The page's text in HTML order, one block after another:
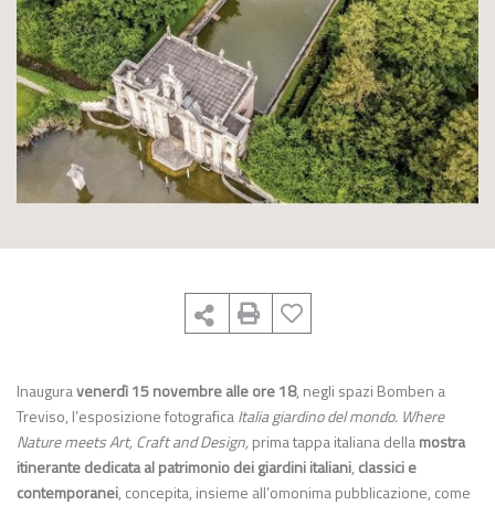
Inauguravenerdì 15 novembre alle ore 18, negli spazi Bomben a
Treviso, l’esposizione fotograficaItalia giardino del mondo. Where
Nature meets Art, Craft and Design,prima tappa italiana dellamostra
itinerantededicata al patrimonio dei giardini italiani, classici e
contemporanei, concepita, insieme all’omonima pubblicazione, come